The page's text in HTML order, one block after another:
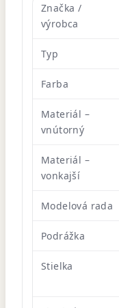
Značka /
výrobca
Typ
Farba
Materiál –
vnútorný
Materiál –
vonkajší
Modelová rada
Podrážka
Stielka